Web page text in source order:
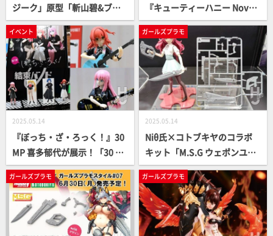
ジーク」原型「斬山碧&ブレ
ードライガー」彩色が初公
開！「発音ミク＆シンカリオ
ンH5はやぶさ」の商品化も決
定！【タカラトミー／静岡ホ
ビーショー2025】
『キューティーハニー Nov
a』PLAMATEA「キューティ
ーハニー」の彩色モデルと
「如月ハニー」の原型が初展
示【グッドスマイルカンパニ
ー／静岡ホビーショー2025】
イベント
2025.05.14
『ぼっち・ざ・ろっく！』30
MP 喜多郁代が展示！「30 MI
NUTES PREFERENCE」展示
レポート【静岡ホビーショー
2025】
ガールズプラモ
2025.05.14
Niθ氏×コトブキヤのコラボ
キット「M.S.G ウェポンユニ
ット マルチモジュラーブレー
ド 先行配備型」がホビージャ
パンブースに展示！ガールズ
プラモスタイル#07を購入し
て手に入れよう！【静岡ホビ
ガールズプラモ ガールズプラモ